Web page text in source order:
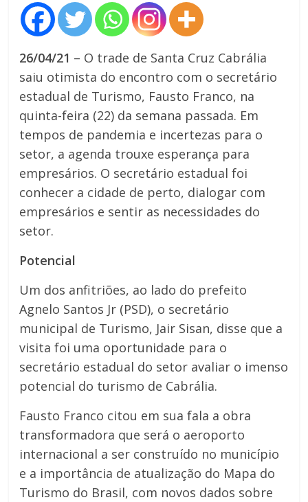
26/04/21 – O trade de Santa Cruz Cabrália
saiu otimista do encontro com o secretário
estadual de Turismo, Fausto Franco, na
quinta-feira (22) da semana passada. Em
tempos de pandemia e incertezas para o
setor, a agenda trouxe esperança para
empresários. O secretário estadual foi
conhecer a cidade de perto, dialogar com
empresários e sentir as necessidades do
setor.
Potencial
Um dos anfitriões, ao lado do prefeito
Agnelo Santos Jr (PSD), o secretário
municipal de Turismo, Jair Sisan, disse que a
visita foi uma oportunidade para o
secretário estadual do setor avaliar o imenso
potencial do turismo de Cabrália.
Fausto Franco citou em sua fala a obra
transformadora que será o aeroporto
internacional a ser construído no município
e a importância de atualização do Mapa do
Turismo do Brasil, com novos dados sobre